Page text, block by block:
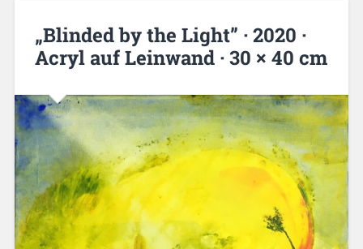
„Blinded by the Light” · 2020 ·
Acryl auf Leinwand · 30 × 40 cm